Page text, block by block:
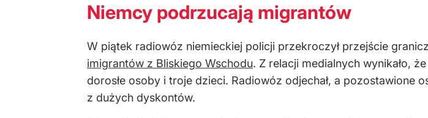
Niemcy podrzucają migrantów
W piątek radiowóz niemieckiej policji przekroczył przejście
imigrantów z Bliskiego Wschodu. Z relacji medialnych wynikało,
dorosłe osoby i troje dzieci. Radiowóz odjechał, a pozostawione
z dużych dyskontów.